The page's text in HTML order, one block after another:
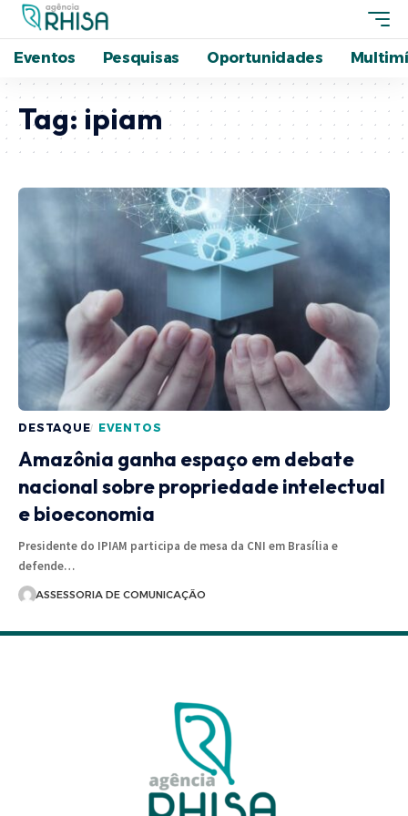
Eventos Pesquisas Oportunidades
Tag: ipiam
DESTAQUE EVENTOS
Amazônia ganha espaço em debate
nacional sobre propriedade intelectual
e bioeconomia
Presidente do IPIAM participa de mesa da CNI em Brasília e
defende…
ASSESSORIA DE COMUNICAÇÃO